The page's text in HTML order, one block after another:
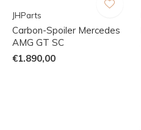
JHParts
Carbon-Spoiler Mercedes
AMG GT SC
€1.890,00